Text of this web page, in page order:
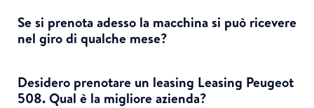
Se si prenota adesso ​​la macchina si può ricevere
nel giro di qualche mese?
Desidero prenotare un leasing Leasing Peugeot
508. Qual è la migliore azienda?